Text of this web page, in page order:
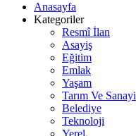
Anasayfa
Kategoriler
Resmî İlan
Asayiş
Eğitim
Emlak
Yaşam
Tarım Ve Sanayi
Belediye
Teknoloji